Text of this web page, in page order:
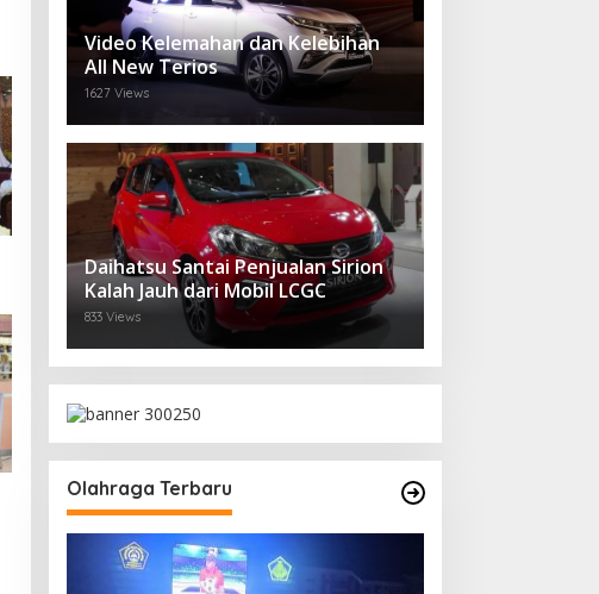
Video Kelemahan dan Kelebihan
All New Terios
1627 Views
Daihatsu Santai Penjualan Sirion
Kalah Jauh dari Mobil LCGC
833 Views
Olahraga Terbaru